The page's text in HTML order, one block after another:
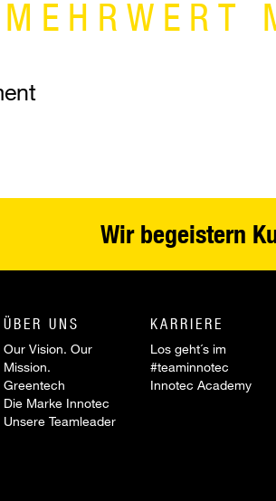
Wir begeistern
ÜBER UNS
Our Vision. Our
Mission.
Greentech
Die Marke Innotec
Unsere Teamleader
KARRIERE
Los geht´s im
#teaminnotec
Innotec Academy